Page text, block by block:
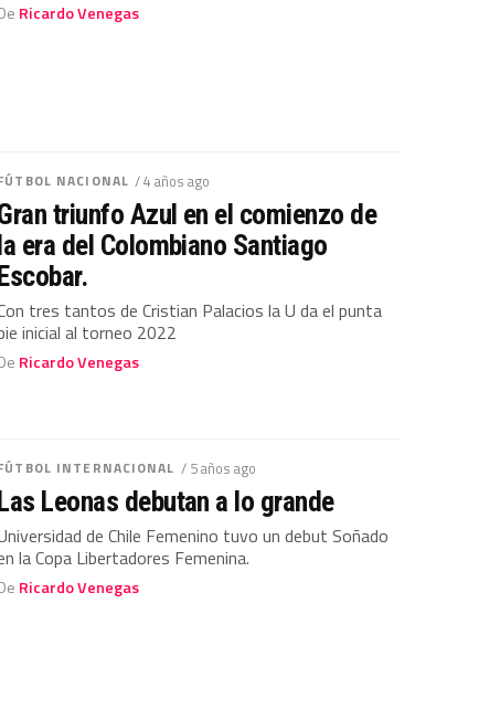
Ricardo Venegas
NACIONAL / 4 años ago
triunfo Azul en el comienzo de
era del Colombiano Santiago
tres tantos de Cristian Palacios la U da el punta
inicial al torneo 2022
Ricardo Venegas
INTERNACIONAL / 5 años ago
Leonas debutan a lo grande
de Chile Femenino tuvo un debut Soñado
la Copa Libertadores Femenina.
Ricardo Venegas